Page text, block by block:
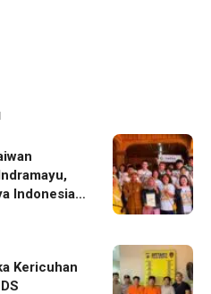
Indonesia
Kericuhan